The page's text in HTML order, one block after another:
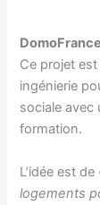
Ce projet
ingénierie
sociale avec
formation.
L’idée est de
logements